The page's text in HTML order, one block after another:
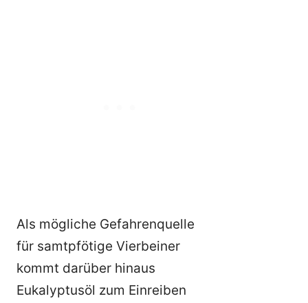
Als mögliche Gefahrenquelle
für samtpfötige Vierbeiner
kommt darüber hinaus
Eukalyptusöl zum Einreiben